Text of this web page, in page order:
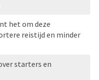
het om deze
reistijd en minder
starters en